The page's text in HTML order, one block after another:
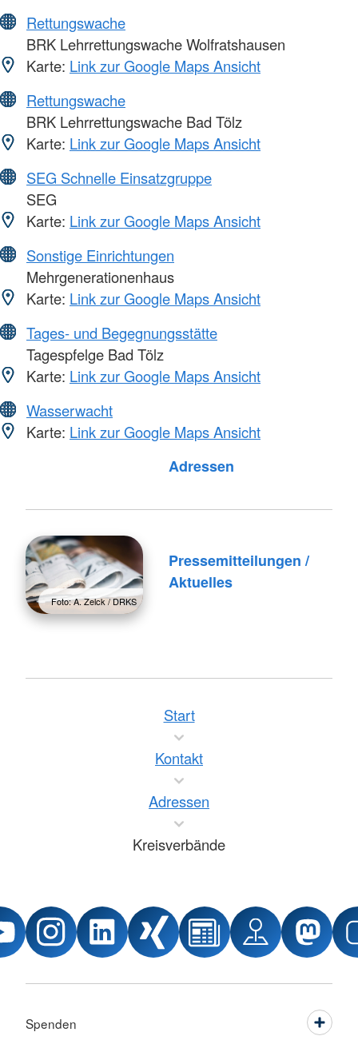
Rettungswache
BRK Lehrrettungswache Wolfratshausen
Karte: Link zur Google Maps Ansicht
Rettungswache
BRK Lehrrettungswache Bad Tölz
Karte: Link zur Google Maps Ansicht
SEG Schnelle Einsatzgruppe
SEG
Karte: Link zur Google Maps Ansicht
Sonstige Einrichtungen
Mehrgenerationenhaus
Karte: Link zur Google Maps Ansicht
Tages- und Begegnungsstätte
Tagespfelge Bad Tölz
Karte: Link zur Google Maps Ansicht
Wasserwacht
Karte: Link zur Google Maps Ansicht
Adressen
Foto: A. Zelck / DRKS
Pressemitteilungen /
Aktuelles
Start
Kontakt
Adressen
Kreisverbände
Spenden